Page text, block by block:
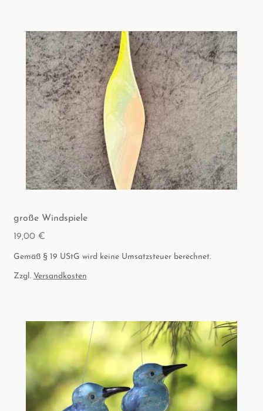
gro­ße Windspiele
19,00 €
Gemäß § 19 UStG wird keine Umsatzsteuer berechnet.
Zzgl. Versandkosten